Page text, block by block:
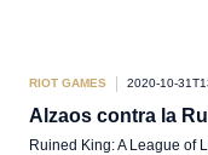
RIOT GAMES 2020-10-
Alzaos contra la
Ruined King: A League of